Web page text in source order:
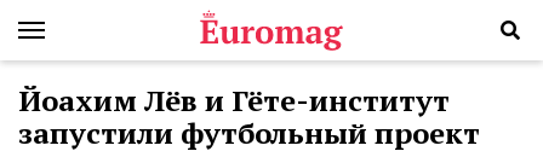
Йоахим Лёв и Гёте-институт
запустили футбольный проект